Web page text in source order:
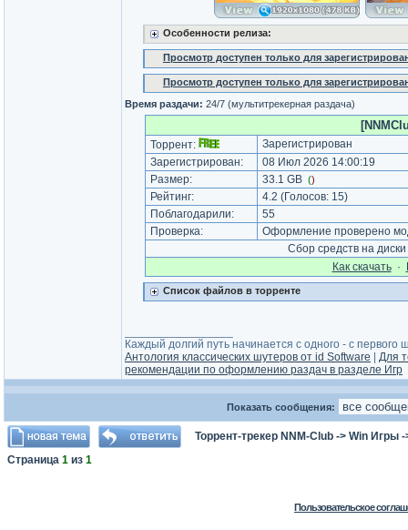
Особенности релиза:
Просмотр доступен только для
Просмотр доступен только для
Время раздачи: 24/7 (мультитрекерная раздача)
Торрент:
Зарегистрирован
Зарегистрирован:
08 Июл 2026 14:00:19
Размер:
33.1 GB ()
Рейтинг: 4.2 (Голосов: 15)
Поблагодарили:
55
Проверка:
Оформление проверено
Сбор средств на
Как cкачать·
Список файлов в торренте
Каждый долгий путь начинается с одного - с первого
Антология классических шутеров от id Software
Для
рекомендации по оформлению раздач в разделе Игр
Показать сообщения:
Торрент-трекер NNM-Club -> Win Игры
Страница 1 из 1
Пользовательское